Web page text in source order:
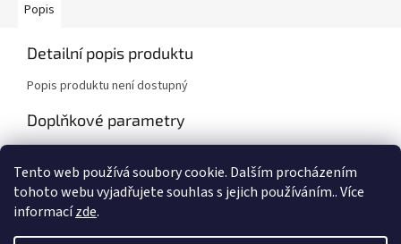
Tento web používá soubory cookie. Dalším procházením
tohoto webu vyjadřujete souhlas s jejich používáním.. Více
informacízde.
Popis
Detailní popis produktu
Popis produktu není dostupný
Doplňkové parametry
Záruka: 2 roky